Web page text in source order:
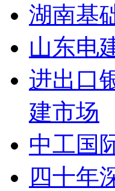
湖南基
山东电
进出口
建市场
中工国
四十年